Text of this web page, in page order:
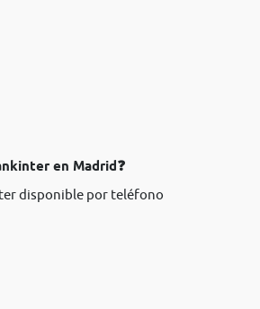
en Madrid❓
disponible por teléfono